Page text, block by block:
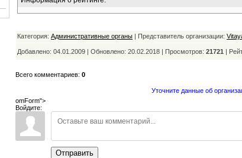
Категория: Административные органы | Представитель организации:
Добавлено: 04.01.2009 | Обновлено: 20.02.2018 | Просмотров: 21721 |
Всего комментариев: 0
Уточните данные об
omForm">
Войдите:
Отправить